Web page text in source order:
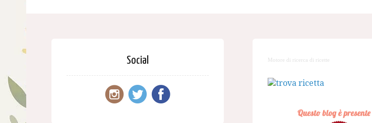
Social Motore di ricerca di ricette